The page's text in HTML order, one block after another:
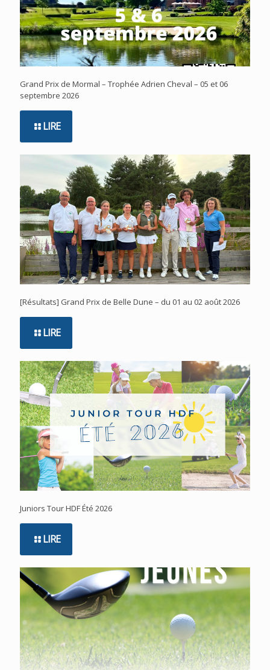
Grand Prix de Mormal – Trophée Adrien Cheval – 05 et 06
septembre 2026
LIRE
[Résultats] Grand Prix de Belle Dune – du 01 au 02 août 2026
LIRE
Juniors Tour HDF Été 2026
LIRE